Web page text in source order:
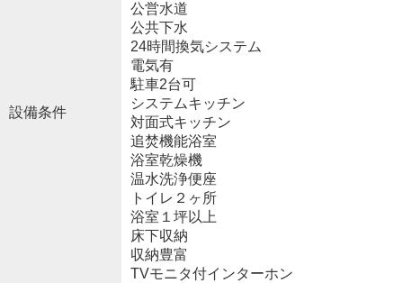
設備条件
公営水道
公共下水
24時間換気システム
電気有
駐車2台可
システムキッチン
対面式キッチン
追焚機能浴室
浴室乾燥機
温水洗浄便座
トイレ２ヶ所
浴室１坪以上
床下収納
収納豊富
TVモニタ付インターホン